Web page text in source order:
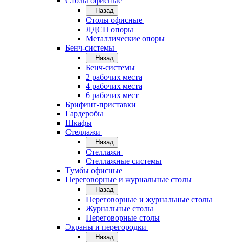
Назад
Cтолы офисные
ЛДСП опоры
Металлические опоры
Бенч-системы
Назад
Бенч-системы
2 рабочих места
4 рабочих места
6 рабочих мест
Брифинг-приставки
Гардеробы
Шкафы
Стеллажи
Назад
Стеллажи
Стеллажные системы
Тумбы офисные
Переговорные и журнальные столы
Назад
Переговорные и журнальные столы
Журнальные столы
Переговорные столы
Экраны и перегородки
Назад